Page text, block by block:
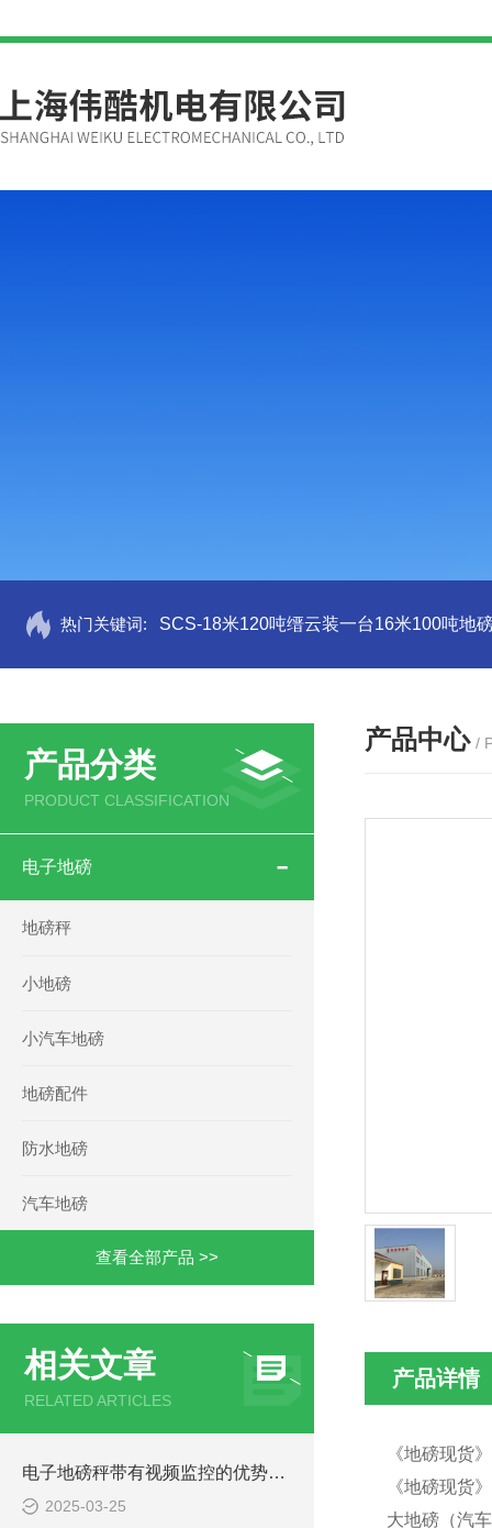
热门关键词: SCS-18米120吨缙云装一台16米100吨地
产品分类
PRODUCT CLASSIFICATION
电子地磅
地磅秤
小地磅
小汽车地磅
地磅配件
防水地磅
汽车地磅
查看全部产品 >>
相关文章
RELATED ARTICLES
电子地磅秤带有视频监控的优势和重要性
2025-03-25
产品中心 /
产品详情
《地磅现货
《地磅现货
大地磅（汽